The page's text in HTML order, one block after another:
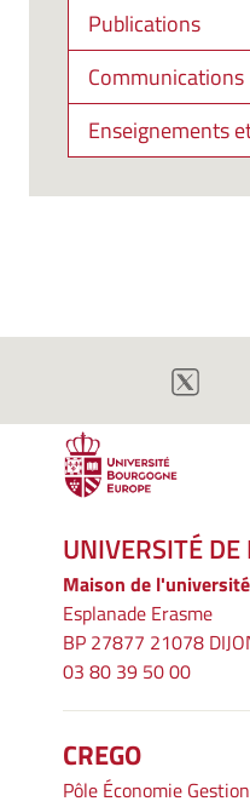
Publications
Communications
Enseignements
UNIVERSITÉ DE
Maison de l'université
Esplanade Erasme
BP 27877 21078
03 80 39 50 00
CREGO
Pôle Économie